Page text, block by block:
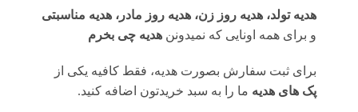
هدیه تولد، هدیه روز زن، هدیه روز مادر، هدیه مناسبتی
و برای همه اونایی که نمیدونن هدیه چی بخرم
برای ثبت سفارش بصورت هدیه، فقط کافیه یکی از
پک های هدیه ما را به سبد خریدتون اضافه کنید.